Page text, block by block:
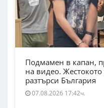
Подмамен в капан,
на видео.
разтърси България
07.08.2026 17:42ч.